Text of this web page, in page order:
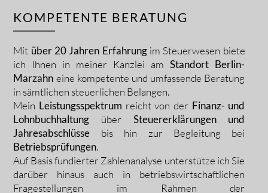
KOMPETENTE BERATUNG
Mit über 20 Jahren Erfahrungim Steuerwesen biete
ich Ihnen in meiner Kanzlei amStandort Berlin-
Marzahn eine kompetente und umfassende Beratung
in sämtlichen steuerlichen Belangen.
Mein Leistungsspektrum reicht von der Finanz- und
Lohnbuchhaltung über Steuererklärungen und
Jahresabschlüsse bis hin zur Begleitung bei
Betriebsprüfungen.
Auf Basis fundierter Zahlenanalyse unterstütze ich Sie
darüber hinaus auch in betriebswirtschaftlichen
Fragestellungen im Rahmen der